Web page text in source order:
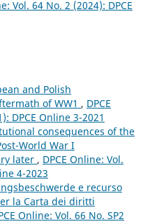
Vol. 64 No. 2 (2024): DPCE
and Polish
of WW1 , DPCE
DPCE Online 3-2021
consequences of the
World War I
later , DPCE Online: Vol.
4-2023
e recurso
la Carta dei diritti
Online: Vol. 66 No. SP2